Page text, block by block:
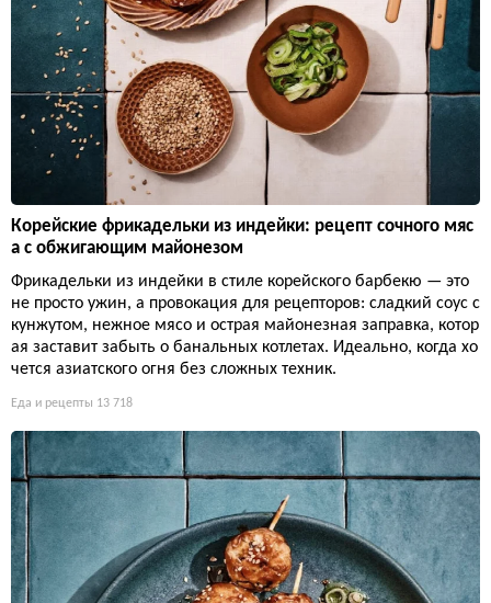
Корейские фрикадельки из индейки: рецепт сочного мяс
а с обжигающим майонезом
Фрикадельки из индейки в стиле корейского барбекю — это
не просто ужин, а провокация для рецепторов: сладкий соус с
кунжутом, нежное мясо и острая майонезная заправка, котор
ая заставит забыть о банальных котлетах. Идеально, когда хо
чется азиатского огня без сложных техник.
Еда и рецепты 13 718